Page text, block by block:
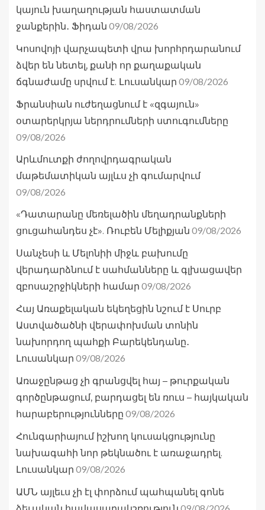
կայուն խաղաղության հաստատման
ջանքերին․ Ֆիդան 09/08/2026
Կոսովոյի վարչապետի վրա խորհրդարանում
ձվեր են նետել, քանի որ քաղաքական
ճգնաժամը սրվում է. Լուսանկար 09/08/2026
Ֆրանսիան ուժեղացնում է «զգայուն»
օտարերկրյա ներդրումների ստուգումները
09/08/2026
Արևմուտքի ժողովրդագրական
մաթեմատիկան այլևս չի գումարվում
09/08/2026
«Դատարանը մեռելածին մեղադրանքների
ցուցահանդես չէ». Ռուբեն Մելիքյան 09/08/2026
Սանչեսի և Մելոնիի միջև բախումը
վերադարձնում է սահմանները և գլխացավեր
զբոսաշրջիկների համար 09/08/2026
Հայ Առաքելական եկեղեցին նշում է Սուրբ
Աստվածածնի վերափոխման տոնին
նախորդող պահքի Բարեկենդանը․
Լուսանկար 09/08/2026
Առաջընթաց չի գրանցվել հայ – թուրքական
գործընթացում, բարդացել են ռուս – հայկական
հարաբերությունները 09/08/2026
Հունգարիայում իշխող կուսակցությունը
նախագահի նոր թեկնածու է առաջադրել.
Լուսանկար 09/08/2026
ԱՄՆ այլեւս չի էլ փորձում պահպանել գոնե